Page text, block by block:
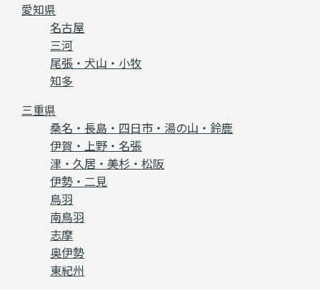
愛知県
名古屋
三河
尾張・犬山・小牧
知多
三重県
桑名・長島・四日市・湯の山・鈴鹿
伊賀・上野・名張
津・久居・美杉・松阪
伊勢・二見
鳥羽
南鳥羽
志摩
奥伊勢
東紀州